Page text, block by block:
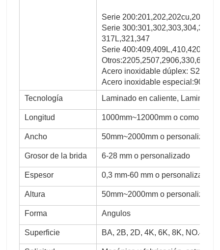
Serie 200:201,202,202cu,204
Serie
317L,321,347
Serie
Acero inoxidable dúplex:
Acero inoxidable
Tecnología
Laminado en caliente, Laminado
Longitud 1000mm~12000mm o como
Ancho 50mm~2000mm o personalizado
Grosor de la brida 6-28 mm o personalizado
Espesor 0,3 mm-60 mm o personalizado
Altura 50mm~2000mm o personalizado
Forma Angulos
Superficie BA, 2B, 2D, 4K, 6K, 8K, NO.4,